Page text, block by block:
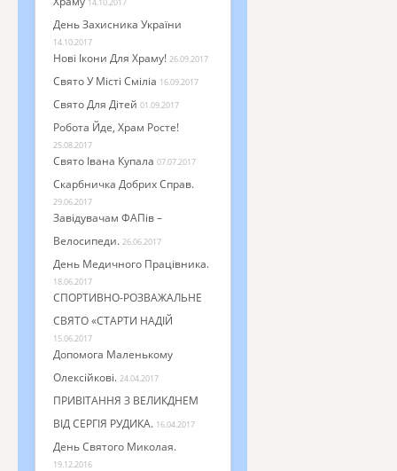
День Захисника України
14.10.2017
Нові Ікони Для Храму! 26.09.2017
Свято У Місті Сміліа 16.09.2017
Свято Для Дітей 01.09.2017
Робота Йде, Храм Росте!
25.08.2017
Свято Івана Купала 07.07.2017
Скарбничка Добрих Справ.
29.06.2017
Завідувачам ФАПів –
Велосипеди. 26.06.2017
День Медичного Працівника.
18.06.2017
СПОРТИВНО-РОЗВАЖАЛЬНЕ
СВЯТО «СТАРТИ НАДІЙ
15.06.2017
Допомога Маленькому
Олексійкові. 24.04.2017
ПРИВІТАННЯ З ВЕЛИКДНЕМ
ВІД СЕРГІЯ РУДИКА. 16.04.2017
День Святого Миколая.
19.12.2016